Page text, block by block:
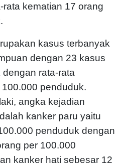
kematian 17 orang
kasus terbanyak
dengan 23 kasus
rata-rata
penduduk.
angka kejadian
kanker paru yaitu
penduduk dengan
per 100.000
kanker hati sebesar 12